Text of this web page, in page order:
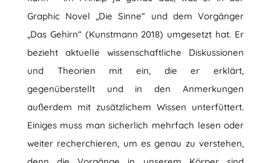
Graphic Novel „Die Sinne“ und dem Vorgänger
„Das Gehirn“ (Kunstmann 2018) umgesetzt hat. Er
bezieht aktuelle wissenschaftliche Diskussionen
und Theorien mit ein, die er erklärt,
gegenüberstellt und in den Anmerkungen
außerdem mit zusätzlichem Wissen unterfüttert.
Einiges muss man sicherlich mehrfach lesen oder
weiter recherchieren, um es genau zu verstehen,